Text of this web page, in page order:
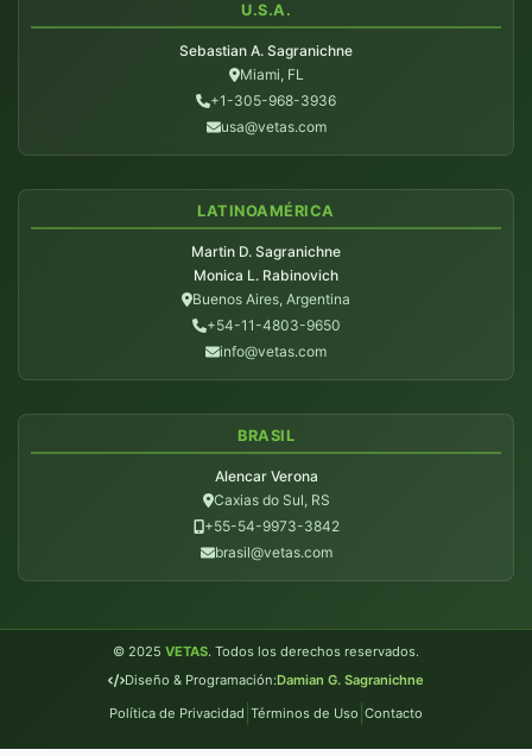
U.S.A.
Sebastian A. Sagranichne
Miami, FL
+1-305-968-3936
usa@vetas.com
LATINOAMÉRICA
Martin D. Sagranichne
Monica L. Rabinovich
Buenos Aires, Argentina
+54-11-4803-9650
info@vetas.com
BRASIL
Alencar Verona
Caxias do Sul, RS
+55-54-9973-3842
brasil@vetas.com
© 2025 VETAS. Todos los derechos reservados.
Diseño & Programación:Damian G. Sagranichne
Política de Privacidad Términos de Uso Contacto